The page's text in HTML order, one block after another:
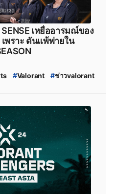
#FS_TALK
#ptc_valorant
#mith_valorant
#Xerxia
#teamnkt_valorant
SENSE เหยื่ออารมณ์ของ
พราะ ดันแพ้พ่ายใน
#Valorant #ข่าวvalorant
#FullSense
#full_sense